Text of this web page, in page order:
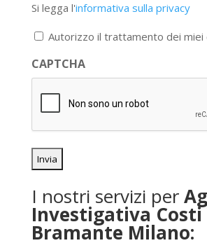
legga
l'informativa
privacy
*
Si legga l'informativa sulla privacy
Autorizzo il trattamento dei miei
CAPTCHA
I nostri servizi per
Investigativa Costi
Bramante Milano: